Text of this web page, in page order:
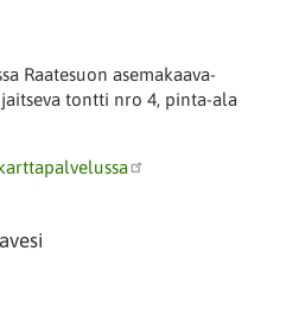
Raatesuon asemakaava-
tontti nro 4, pinta-ala